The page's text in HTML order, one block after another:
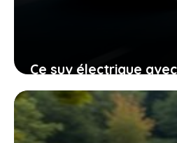
Ce suv électrique
essence de hyundai
transformer votre
26 avril 2026